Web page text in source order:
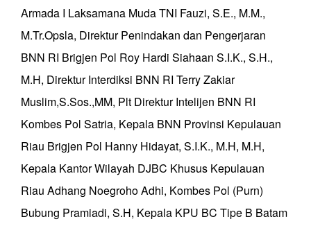
Armada I Laksamana Muda TNI Fauzi, S.E., M.M.,
M.Tr.Opsla, Direktur Penindakan dan Pengerjaran
BNN RI Brigjen Pol Roy Hardi Siahaan S.I.K., S.H.,
M.H, Direktur Interdiksi BNN RI Terry Zakiar
Muslim,S.Sos.,MM, Plt Direktur Intelijen BNN RI
Kombes Pol Satria, Kepala BNN Provinsi Kepulauan
Riau Brigjen Pol Hanny Hidayat, S.I.K., M.H, M.H,
Kepala Kantor Wilayah DJBC Khusus Kepulauan
Riau Adhang Noegroho Adhi, Kombes Pol (Purn)
Bubung Pramiadi, S.H, Kepala KPU BC Tipe B Batam